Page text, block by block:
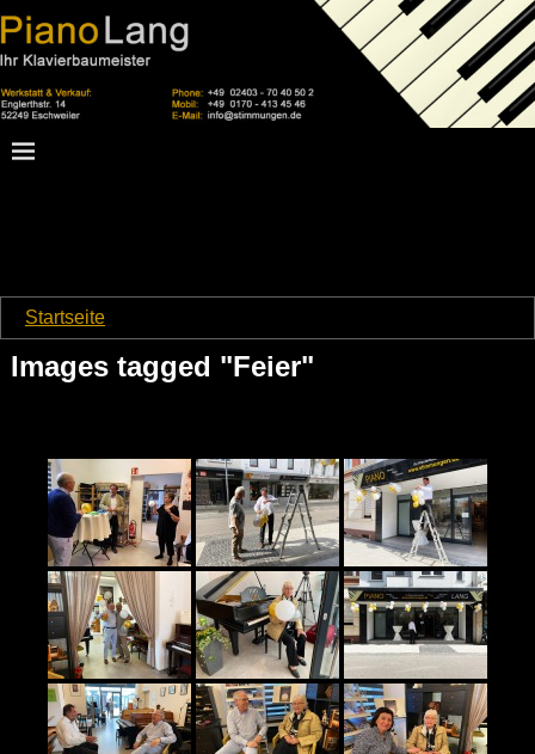
Startseite
Images tagged "Feier"